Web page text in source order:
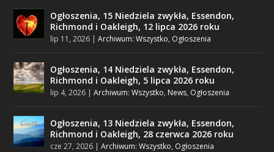
Ogłoszenia, 15 Niedziela zwykła, Essendon,
Richmond i Oakleigh, 12 lipca 2026 roku
lip 11, 2026 |Archiwum: Wszystko, Ogłoszenia
Ogłoszenia, 14 Niedziela zwykła, Essendon,
Richmond i Oakleigh, 5 lipca 2026 roku
lip 4, 2026 |Archiwum: Wszystko, News, Ogłoszenia
Ogłoszenia, 13 Niedziela zwykła, Essendon,
Richmond i Oakleigh, 28 czerwca 2026 roku
cze 27, 2026 |Archiwum: Wszystko, Ogłoszenia